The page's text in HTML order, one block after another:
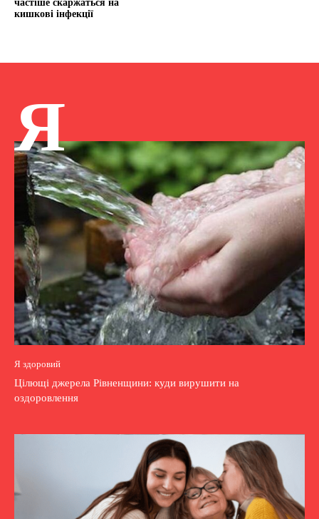
частіше скаржаться на
кишкові інфекції
Я
Я здоровий
Цілющі джерела Рівненщини: куди вирушити на
оздоровлення